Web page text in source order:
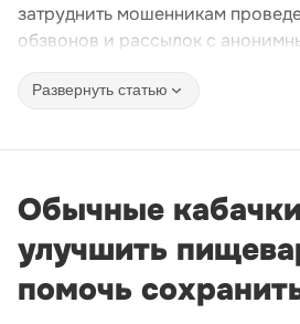
затруднить мошенникам
обзвонов и рассылок с
Развернуть статью
Обычные
улучшить
помочь